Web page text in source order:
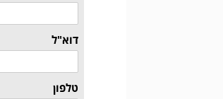
דוא"ל
טלפון